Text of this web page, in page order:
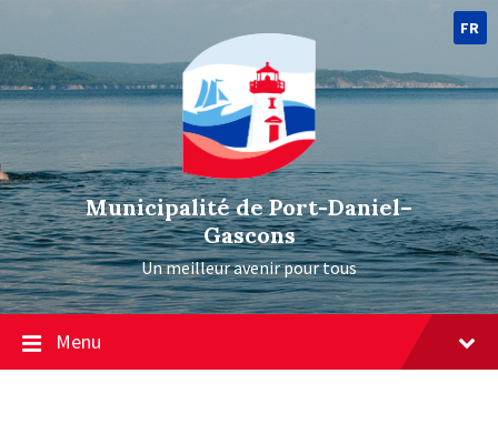
FR
Municipalité de Port-Daniel–
Gascons
Un meilleur avenir pour tous
Menu